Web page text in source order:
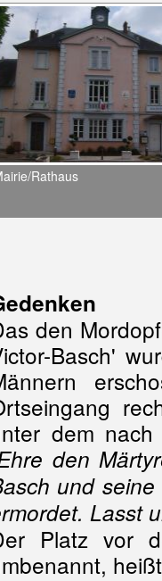
Rathaus
den
Basch'
dem nach
den
und
Lasst
Platz vor